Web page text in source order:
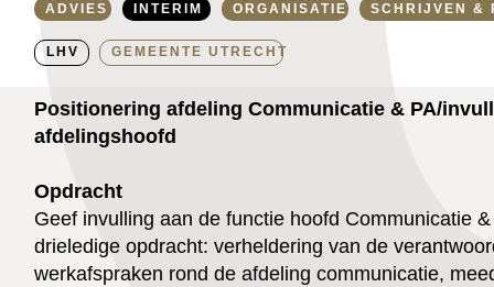
ADVIES INTERIM ORGANISATIE SCHRIJVEN &
LHV GEMEENTE UTRECHT
Positionering afdeling Communicatie & PA/
afdelingshoofd
Opdracht
Geef invulling aan de functie hoofd Communicatie
drieledige opdracht: verheldering van de
werkafspraken rond de afdeling communicatie,